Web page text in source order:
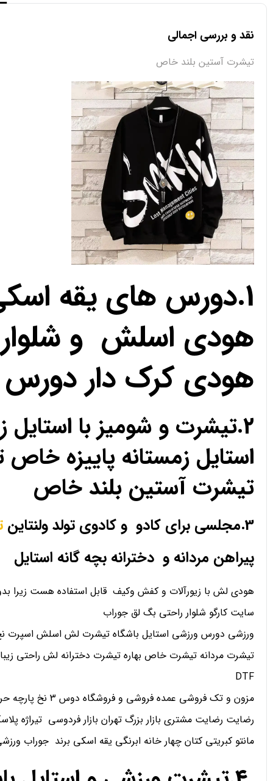
نقد و بررسی اجمالی
تیشرت آستین بلند خاص
1.دورس های یقه
هودی اسلش و
هودی کرک دار
2.تیشرت و شومیز با
استایل زمستانه پاییزه
تیشرت آستین بلند خاص
3.مجلسی برای کادو و کادوی تولد ولنتاین
پیراهن مردانه و دخترانه بچه گانه استایل
هودی لش با زیورآلات و کفش وکیف قابل استفاده هست زیرا
سایت کارگو شلوار راحتی بگ لق جوراب
ورزشی دورس ورزشی استایل باشگاه تیشرت لش اسلش اسپرت
تیشرت مردانه تیشرت خاص بهاره تیشرت دخترانه لش راحتی
DTF
مزون و تک فروشی عمده فروشی و فروشگاه دوس 3 نخ پارچه حریر کریپ ساتن اعتماد
رضایت رضایت مشتری بازار بزرگ تهران بازار فردوسی تیراژه
مانتو کبریتی کتان چهار خانه ابرنگی یقه اسکی برند جوراب